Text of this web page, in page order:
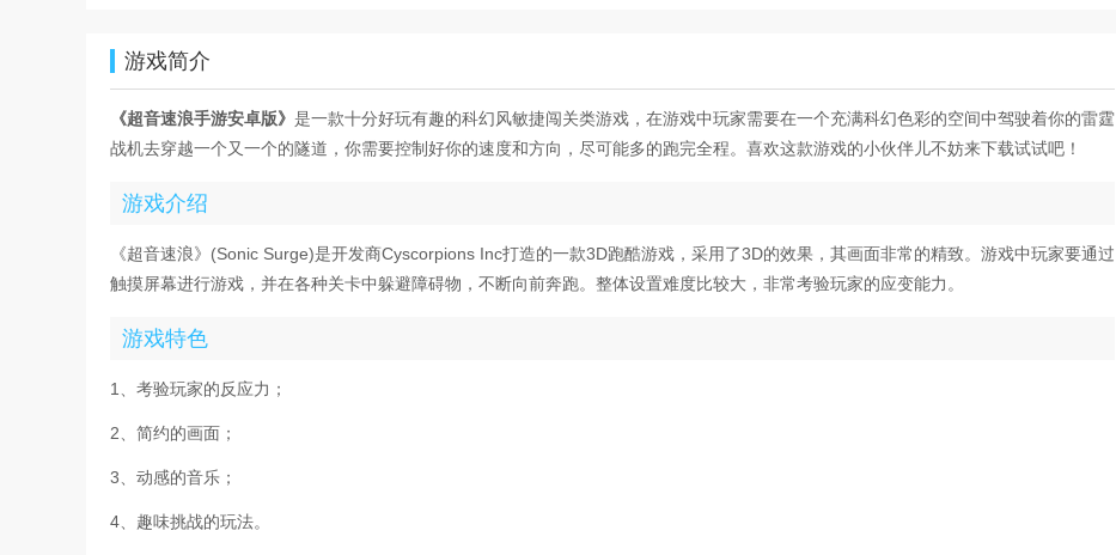
游戏简介
《超音速浪手游安卓版》 是一款十分好玩有趣的科幻风敏捷闯关类游戏，在游戏中玩家需要在一个充满科幻色彩的空间中驾驶着你的雷霆
战机去穿越一个又一个的隧道，你需要控制好你的速度和方向，尽可能多的跑完全程。喜欢这款游戏的小伙伴儿不妨来下载试试吧！
游戏介绍
《超音速浪》(Sonic Surge)是开发商Cyscorpions Inc打造的一款3D跑酷游戏，采用了3D的效果，其画面非常的精致。游戏中玩家要通过
触摸屏幕进行游戏，并在各种关卡中躲避障碍物，不断向前奔跑。整体设置难度比较大，非常考验玩家的应变能力。
游戏特色
1、考验玩家的反应力；
2、简约的画面；
3、动感的音乐；
4、趣味挑战的玩法。